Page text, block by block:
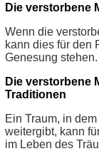
Die verstorbene
Wenn die
kann dies für den
Genesung stehen.
Die verstorbene
Traditionen
Ein Traum, in
weitergibt, kann
im Leben des